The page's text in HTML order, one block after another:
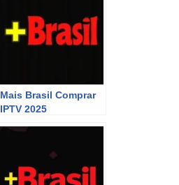
Mais Brasil Comprar
IPTV 2025